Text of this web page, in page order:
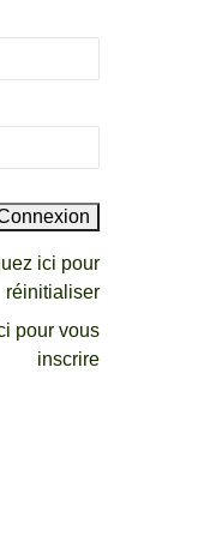
ici pour
réinitialiser
pour vous
inscrire